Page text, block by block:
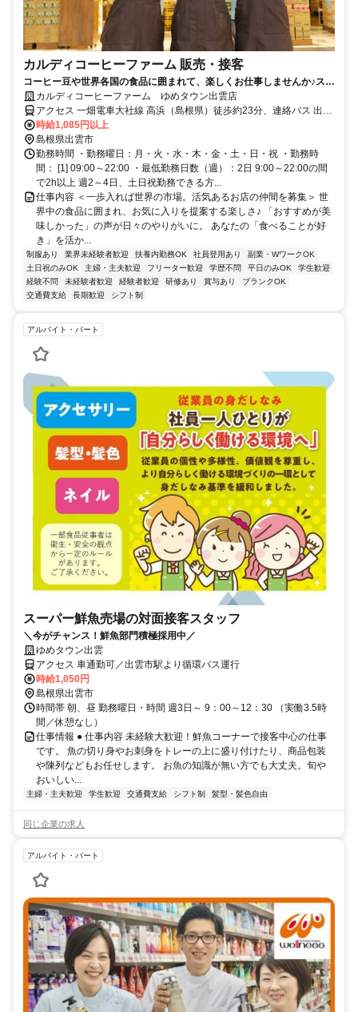
カルディコーヒーファーム 販売・接客
コーヒー豆や世界各国の食品に囲まれて、楽しくお仕事しませんか♪スタ
ッフ割引あり！未経験OK
カルディコーヒーファーム ゆめタウン出雲店
アクセス 一畑電車大社線 高浜（島根県）徒歩約23分、連絡バス 出雲
市徒歩約25分、一畑電車北松江線 電鉄出雲市徒歩約25分 出雲市駅よ
り路線バスで約10分
時給1,085円以上
島根県出雲市
勤務時間 ・勤務曜日：月・火・水・木・金・土・日・祝 ・勤務時
間： [1] 09:00～22:00 ・最低勤務日数（週）：2日 9:00～22:00の間
で2h以上 週2～4日、土日祝勤務できる方...
仕事内容 ＜一歩入れば世界の市場。活気あるお店の仲間を募集＞ 世
界中の食品に囲まれ、お気に入りを提案する楽しさ♪ 「おすすめが美
味しかった」の声が日々のやりがいに。 あなたの「食べることが好
き」を活か...
制服あり 業界未経験者歓迎 扶養内勤務OK 社員登用あり
副業・WワークOK
土日祝のみOK
主婦・主夫歓迎 フリーター歓迎 学歴不問 平日のみOK
学生歓迎
経験不問
未経験者歓迎 経験者歓迎 研修あり 賞与あり
ブランクOK
交通費支給
長期歓迎 シフト制
アルバイト・パート
スーパー鮮魚売場の対面接客スタッフ
＼今がチャンス！鮮魚部門積極採用中／
ゆめタウン出雲
アクセス 車通勤可／出雲市駅より循環バス運行
時給1,050円
島根県出雲市
時間帯 朝、昼 勤務曜日・時間 週3日～ 9：00～12：30 （実働3.5時
間／休憩なし）
仕事情報 ● 仕事内容 未経験大歓迎！鮮魚コーナーで接客中心の仕事
です。 魚の切り身やお刺身をトレーの上に盛り付けたり、商品包装
や陳列などもお任せします。 お魚の知識が無い方でも大丈夫。旬や
おいしい...
主婦・主夫歓迎 学生歓迎 交通費支給 シフト制 髪型・髪色自由
同じ企業の求人
アルバイト・パート